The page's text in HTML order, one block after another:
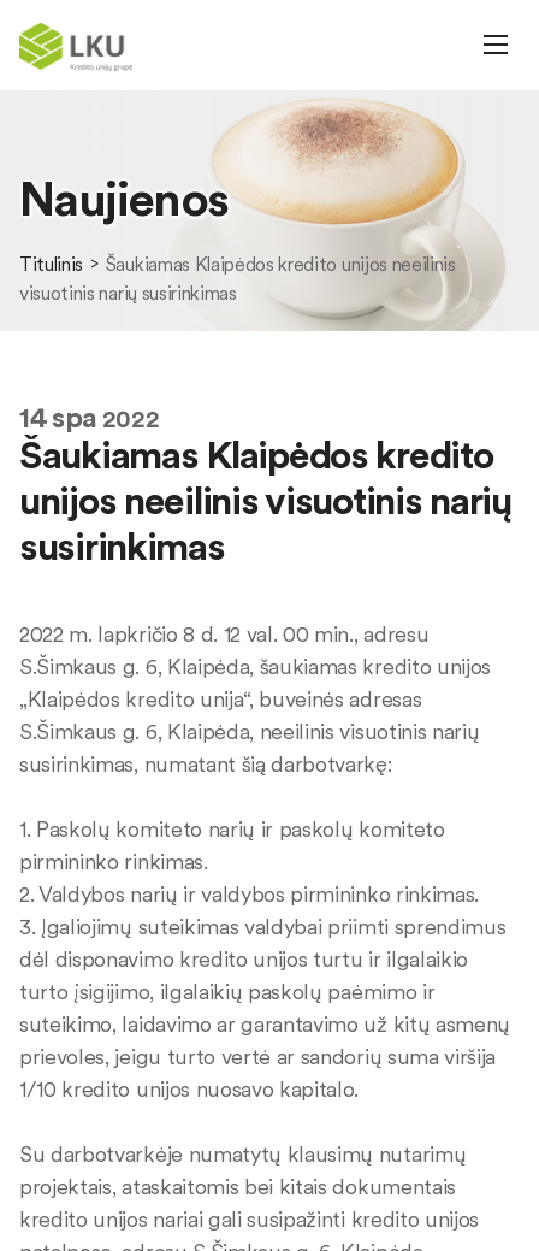
Naujienos
Titulinis
Šaukiamas Klaipėdos kredito unijos neeilinis
visuotinis narių susirinkimas
14spa 2022
Šaukiamas Klaipėdos kredito
unijos neeilinis visuotinis narių
susirinkimas
2022 m. lapkričio 8 d. 12 val. 00 min., adresu
S.Šimkaus g. 6, Klaipėda, šaukiamas kredito unijos
„Klaipėdos kredito unija“, buveinės adresas
S.Šimkaus g. 6, Klaipėda, neeilinis visuotinis narių
susirinkimas, numatant šią darbotvarkę:
1. Paskolų komiteto narių ir paskolų komiteto
pirmininko rinkimas.
2. Valdybos narių ir valdybos pirmininko rinkimas.
3. Įgaliojimų suteikimas valdybai priimti sprendimus
dėl disponavimo kredito unijos turtu ir ilgalaikio
turto įsigijimo, ilgalaikių paskolų paėmimo ir
suteikimo, laidavimo ar garantavimo už kitų asmenų
prievoles, jeigu turto vertė ar sandorių suma viršija
1/10 kredito unijos nuosavo kapitalo.
Su darbotvarkėje numatytų klausimų nutarimų
projektais, ataskaitomis bei kitais dokumentais
kredito unijos nariai gali susipažinti kredito unijos